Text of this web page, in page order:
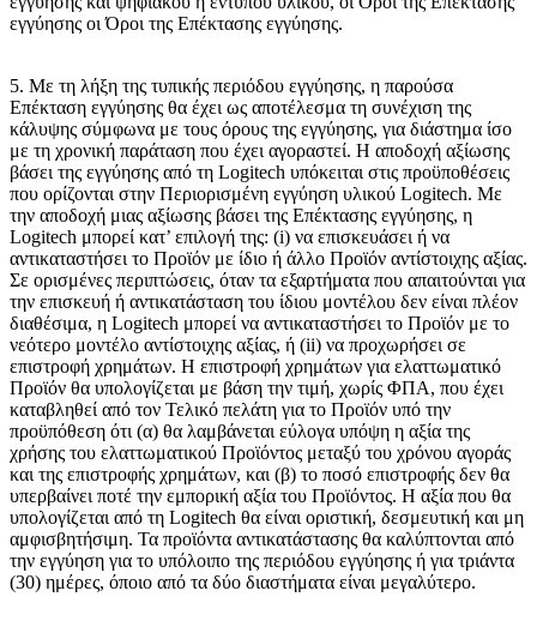
εγγύησης οι Όροι της Επέκτασης εγγύησης.
5. Με τη λήξη της τυπικής περιόδου εγγύησης, η παρούσα
Επέκταση εγγύησης θα έχει ως αποτέλεσμα τη συνέχιση της
κάλυψης σύμφωνα με τους όρους της εγγύησης, για διάστημα ίσο
με τη χρονική παράταση που έχει αγοραστεί. Η αποδοχή αξίωσης
βάσει της εγγύησης από τη Logitech υπόκειται στις προϋποθέσεις
που ορίζονται στην Περιορισμένη εγγύηση υλικού Logitech. Με
την αποδοχή μιας αξίωσης βάσει της Επέκτασης εγγύησης, η
Logitech μπορεί κατ’ επιλογή της: (i) να επισκευάσει ή να
αντικαταστήσει το Προϊόν με ίδιο ή άλλο Προϊόν αντίστοιχης αξίας.
Σε ορισμένες περιπτώσεις, όταν τα εξαρτήματα που απαιτούνται για
την επισκευή ή αντικατάσταση του ίδιου μοντέλου δεν είναι πλέον
διαθέσιμα, η Logitech μπορεί να αντικαταστήσει το Προϊόν με το
νεότερο μοντέλο αντίστοιχης αξίας, ή (ii) να προχωρήσει σε
επιστροφή χρημάτων. Η επιστροφή χρημάτων για ελαττωματικό
Προϊόν θα υπολογίζεται με βάση την τιμή, χωρίς ΦΠΑ, που έχει
καταβληθεί από τον Τελικό πελάτη για το Προϊόν υπό την
προϋπόθεση ότι (α) θα λαμβάνεται εύλογα υπόψη η αξία της
χρήσης του ελαττωματικού Προϊόντος μεταξύ του χρόνου αγοράς
και της επιστροφής χρημάτων, και (β) το ποσό επιστροφής δεν θα
υπερβαίνει ποτέ την εμπορική αξία του Προϊόντος. Η αξία που θα
υπολογίζεται από τη Logitech θα είναι οριστική, δεσμευτική και μη
αμφισβητήσιμη. Τα προϊόντα αντικατάστασης θα καλύπτονται από
την εγγύηση για το υπόλοιπο της περιόδου εγγύησης ή για τριάντα
(30) ημέρες, όποιο από τα δύο διαστήματα είναι μεγαλύτερο.